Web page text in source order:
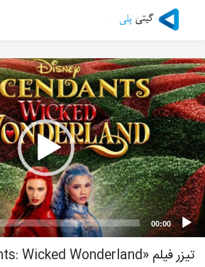
00:00
تیزر فیلم «Descendants: Wicked Wonderland»